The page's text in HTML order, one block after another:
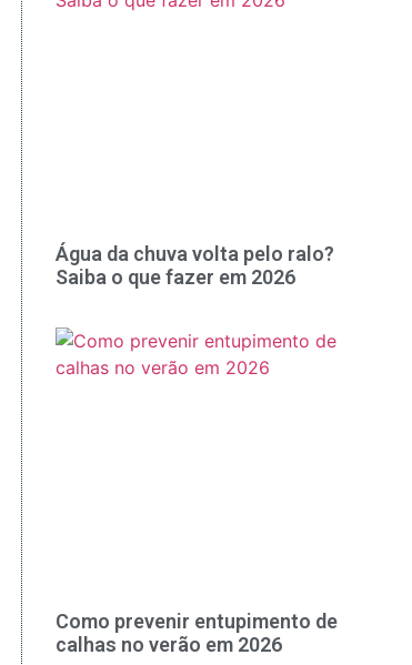
Água da chuva volta pelo ralo?
Saiba o que fazer em 2026
Como prevenir entupimento de
calhas no verão em 2026